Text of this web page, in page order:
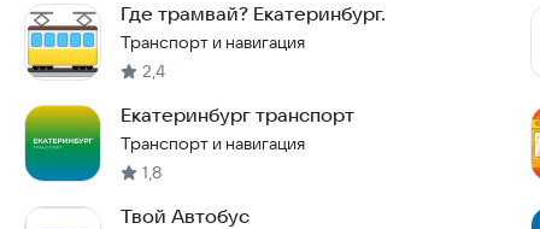
Где трамвай? Екатеринбург.
Транспорт и навигация
2,4
Екатеринбург транспорт
Транспорт и навигация
1,8
Твой Автобус